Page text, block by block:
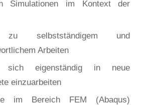
Simulationen im Kontext der
zu selbstständigem und
Arbeiten
sich eigenständig in neue
einzuarbeiten
im Bereich FEM (Abaqus)